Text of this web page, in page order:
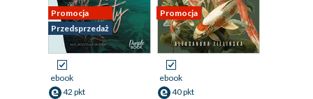
Promocja
Przedsprzedaż
ebook
42 pkt
Promocja
ebook
40 pkt